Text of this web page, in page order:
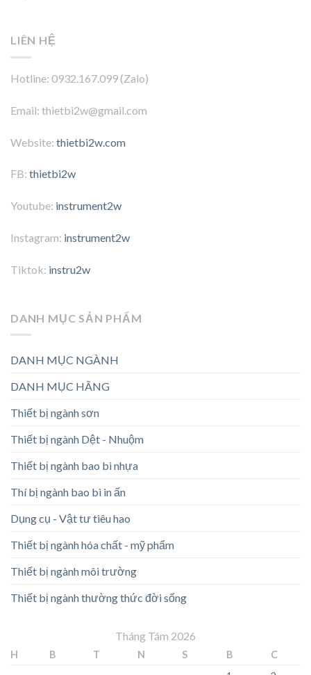
LIÊN HỆ
Hotline: 0932.167.099 (Zalo)
Email: thietbi2w@gmail.com
Website: thietbi2w.com
FB: thietbi2w
Youtube: instrument2w
Instagram: instrument2w
Tiktok: instru2w
DANH MỤC SẢN PHẨM
DANH MỤC NGÀNH
DANH MỤC HÃNG
Thiết bị ngành sơn
Thiết bị ngành Dệt - Nhuộm
Thiết bị ngành bao bì nhựa
Thí bị ngành bao bì in ấn
Dụng cụ - Vật tư tiêu hao
Thiết bị ngành hóa chất - mỹ phẩm
Thiết bị ngành môi trường
Thiết bị ngành thường thức đời sống
Tháng Tám 2026
H B T N S B
C